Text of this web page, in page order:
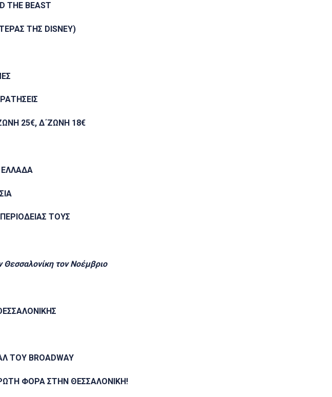
THE BEAST
ΤΗΣ DISNEY)
25€, Δ΄ΖΩΝΗ 18€
ΕΛΛΑΔΑ
ΤΟΥΣ
Θεσσαλονίκη τον Νοέμβριο
ΤΟΥ BROADWAY
ΠΡΩΤΗ ΦΟΡΑ ΣΤΗΝ ΘΕΣΣΑΛΟΝΙΚΗ!